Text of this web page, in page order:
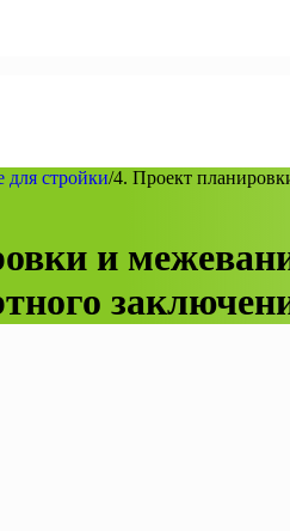
стройки/4. Проект
и